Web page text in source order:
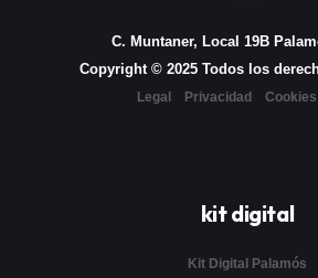
C. Muntaner, Local 19B
Copyright © 2025 Todos los
Legal Privacidad Cookies
kit digital
Kit Digital Palamós